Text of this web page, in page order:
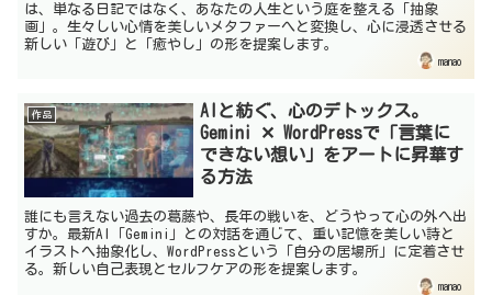
は、単なる日記ではなく、あなたの人生という庭を整える「抽象
画」。生々しい心情を美しいメタファーへと変換し、心に浸透させる
新しい「遊び」と「癒やし」の形を提案します。
manao
作品
AIと紡ぐ、心のデトックス。
Gemini ✕ WordPressで「言葉に
できない想い」をアートに昇華す
る方法
誰にも言えない過去の葛藤や、長年の戦いを、どうやって心の外へ出
すか。最新AI「Gemini」との対話を通じて、重い記憶を美しい詩と
イラストへ抽象化し、WordPressという「自分の居場所」に定着させ
る。新しい自己表現とセルフケアの形を提案します。
manao